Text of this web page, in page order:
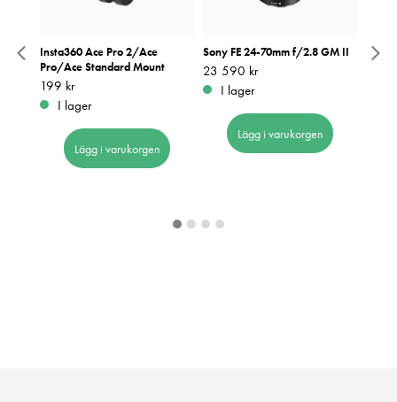
14-
Insta360 Ace Pro 2/Ace
Pro/Ace Standard Mount
Pris: 199 kr
199 kr
I lager
Lägg i varukorgen
Sony FE 24-70mm f/2.8 GM II
Pris :23 590 kr
23 590 kr
I lager
Lägg i varukorgen
Sony